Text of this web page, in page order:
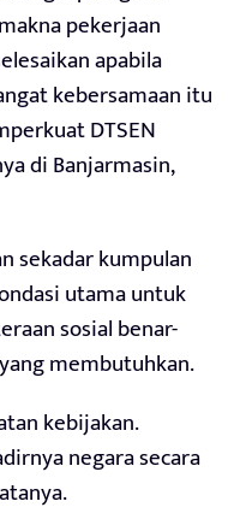
pekerjaan
apabila
kebersamaan itu
DTSEN
di Banjarmasin,
sekadar kumpulan
utama untuk
sosial benar-
membutuhkan.
kebijakan.
negara secara